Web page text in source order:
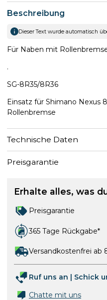
Beschreibung
Dieser Text wurde automatisch
Für Naben mit
.
SG-8R35/8R36
Einsatz für Shimano Nexus
Rollenbremse
Technische Daten
Preisgarantie
Erhalte alles, was
Preisgarantie
365 Tage Rückgabe*
Versandkostenfrei ab
Ruf uns an | Schick
Chatte mit uns